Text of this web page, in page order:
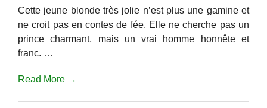
Cette jeune blonde très jolie n’est plus une gamine et
ne croit pas en contes de fée. Elle ne cherche pas un
prince charmant, mais un vrai homme honnête et
franc. …
Read More →